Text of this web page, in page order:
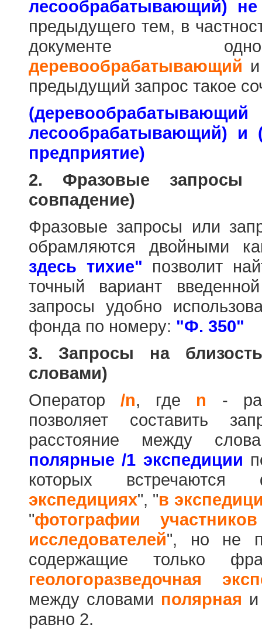
лесообрабатывающий) не
предыдущего тем, в
документе
деревообрабатывающий
предыдущий запрос такое
лесообрабатывающий) и
предприятие)
2. Фразовые запросы
совпадение)
Фразовые запросы или
обрамляются двойными
здесь тихие" позволит
точный вариант
запросы удобно
фонда по номеру: "Ф. 350"
3. Запросы на
словами)
Оператор/n, где n -
позволяет составить
расстояние между
полярные /1 экспедиции
которых
экспедициях", "в
"фотографии
исследователей", но не
содержащие только
геологоразведочная
между словами полярная
равно 2.